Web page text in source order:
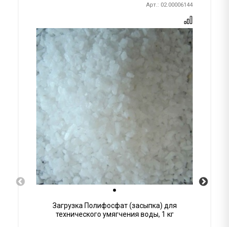
Арт.: 02.00006144
Загрузка Полифосфат (засыпка) для
технического умягчения воды, 1 кг